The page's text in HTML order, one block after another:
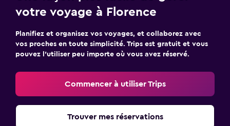
votre voyage à Florence
Planifiez et organisez vos voyages, et collaborez avec
vos proches en toute simplicité. Trips est gratuit et vous
pouvez l’utiliser peu importe où vous avez réservé.
Commencer à utiliser Trips
Trouver mes réservations